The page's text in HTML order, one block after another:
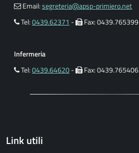
Email:segreteria@apsp-primiero.net
Tel:0439.62371 - Fax: 0439.765399
Infermeria
Tel:0439.64620- Fax: 0439.765406
Link utili